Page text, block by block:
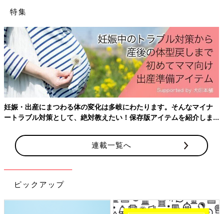
おたくマンガ家ママデビュー! つっこみが止まらない育児日記
Amazonで見る
特集
妊娠・出産にまつわる体の変化は多岐にわたります。そんなマイナ
ートラブル対策として、絶対教えたい！保存版アイテムを紹介しま
連載一覧へ
ピックアップ